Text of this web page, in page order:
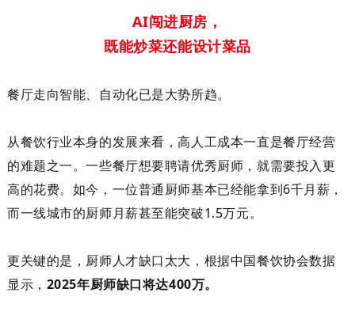
AI闯进厨房，
既能炒菜还能设计菜品
餐厅走向智能、自动化已是大势所趋。
从餐饮行业本身的发展来看，高人工成本一直是餐厅经营
的难题之一。一些餐厅想要聘请优秀厨师，就需要投入更
高的花费。如今， 一位普通厨师基本已经能拿到6千月薪，
而一线城市的厨师月薪甚至能突破1.5万元。
更关键的是 ，厨师人才缺口太大，根据中国餐饮协会数据
显示， 2025年厨师缺口将达400万。